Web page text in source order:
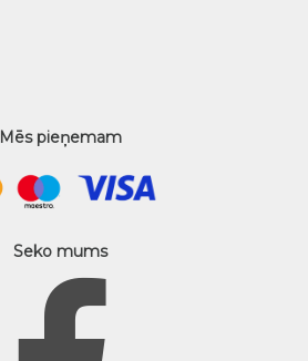
Mēs pieņemam
Seko mums